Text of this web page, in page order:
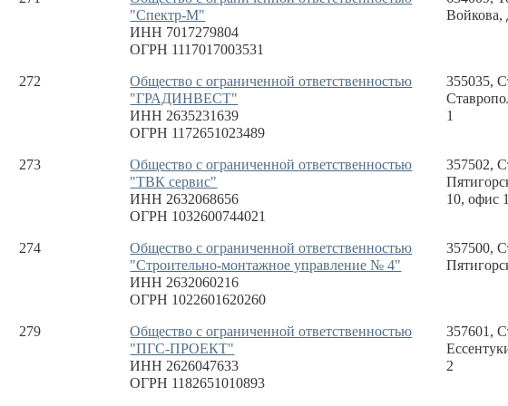
"Спектр-М"
ИНН 7017279804
ОГРН 1117017003531
Войкова,
272
Общество с ограниченной ответственностью
"ГРАДИНВЕСТ"
ИНН 2635231639
ОГРН 1172651023489
355035,
1
273
Общество с ограниченной ответственностью
"ТВК сервис"
ИНН 2632068656
ОГРН 1032600744021
357502,
10, офис
274
Общество с ограниченной ответственностью
"Строительно-монтажное управление № 4"
ИНН 2632060216
ОГРН 1022601620260
357500,
279
Общество с ограниченной ответственностью
"ПГС-ПРОЕКТ"
ИНН 2626047633
ОГРН 1182651010893
357601,
2